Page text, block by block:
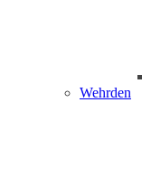
Wehrden